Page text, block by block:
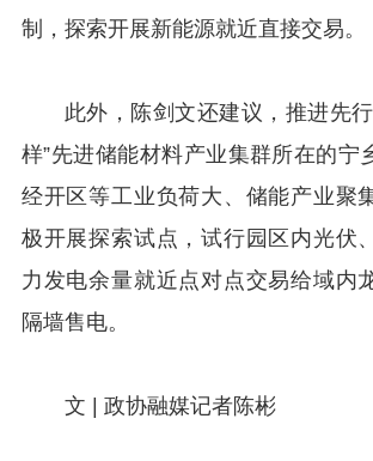
制，探索开展新能源就近直接交易。
此外，陈剑文还建议，推进先
样”先进储能材料产业集群所在的宁
经开区等工业负荷大、储能产业聚
极开展探索试点，试行园区内光伏
力发电余量就近点对点交易给域内
隔墙售电。
文 | 政协融媒记者陈彬